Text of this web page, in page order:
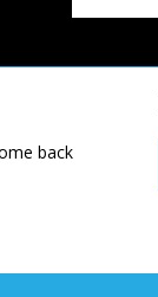
back